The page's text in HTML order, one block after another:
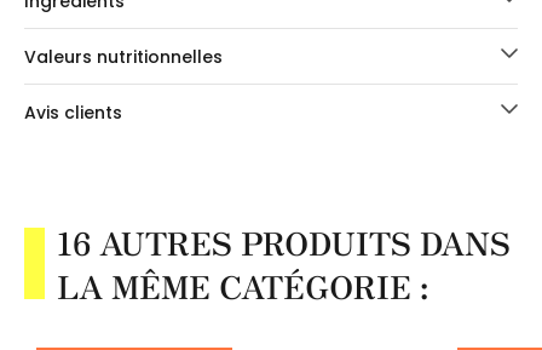
Valeurs nutritionnelles
Avis clients
16 AUTRES PRODUITS DANS
LA MÊME CATÉGORIE :